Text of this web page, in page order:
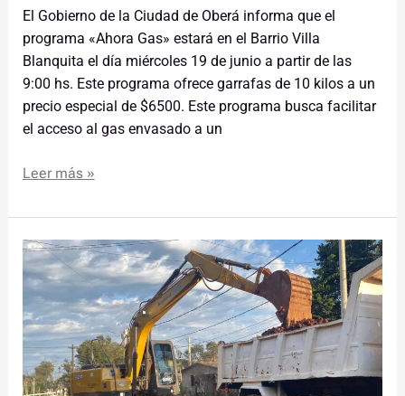
El Gobierno de la Ciudad de Oberá informa que el
programa «Ahora Gas» estará en el Barrio Villa
Blanquita el día miércoles 19 de junio a partir de las
9:00 hs. Este programa ofrece garrafas de 10 kilos a un
precio especial de $6500. Este programa busca facilitar
el acceso al gas envasado a un
Leer más »
Inició
la
obra
de
reconstrucción
de
calzada